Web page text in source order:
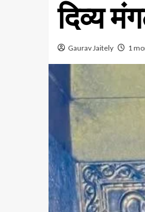
दिव्य
Gaurav Jaitely 1